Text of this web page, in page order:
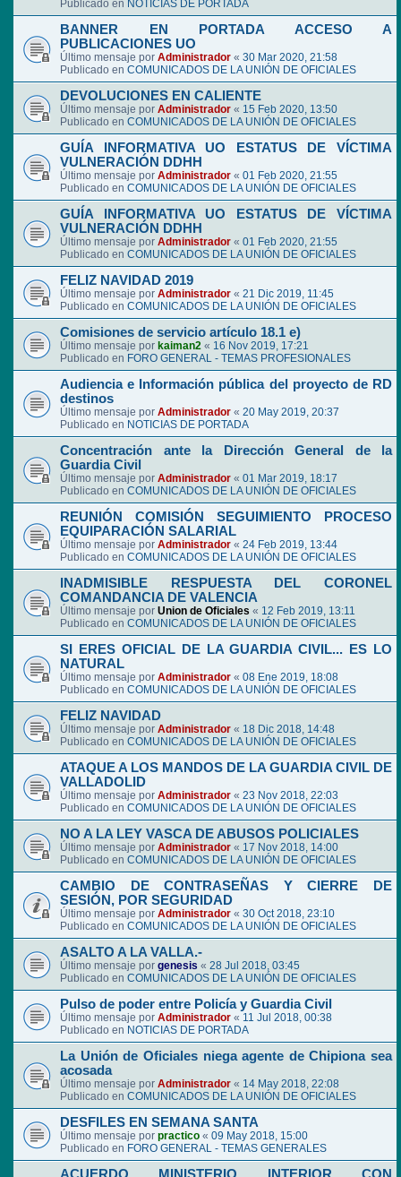
Publicado en NOTICIAS DE PORTADA
BANNER EN PORTADA ACCESO A
PUBLICACIONES UO
Último mensaje por Administrador « 30 Mar 2020, 21:58
Publicado en COMUNICADOS DE LA UNIÓN DE OFICIALES
DEVOLUCIONES EN CALIENTE
Último mensaje por Administrador « 15 Feb 2020, 13:50
Publicado en COMUNICADOS DE LA UNIÓN DE OFICIALES
GUÍA INFORMATIVA UO ESTATUS DE VÍCTIMA
VULNERACIÓN DDHH
Último mensaje por Administrador « 01 Feb 2020, 21:55
Publicado en COMUNICADOS DE LA UNIÓN DE OFICIALES
GUÍA INFORMATIVA UO ESTATUS DE VÍCTIMA
VULNERACIÓN DDHH
Último mensaje por Administrador « 01 Feb 2020, 21:55
Publicado en COMUNICADOS DE LA UNIÓN DE OFICIALES
FELIZ NAVIDAD 2019
Último mensaje por Administrador « 21 Dic 2019, 11:45
Publicado en COMUNICADOS DE LA UNIÓN DE OFICIALES
Comisiones de servicio artículo 18.1 e)
Último mensaje por kaiman2 « 16 Nov 2019, 17:21
Publicado en FORO GENERAL - TEMAS PROFESIONALES
Audiencia e Información pública del proyecto de RD
destinos
Último mensaje por Administrador « 20 May 2019, 20:37
Publicado en NOTICIAS DE PORTADA
Concentración ante la Dirección General de la
Guardia Civil
Último mensaje por Administrador « 01 Mar 2019, 18:17
Publicado en COMUNICADOS DE LA UNIÓN DE OFICIALES
REUNIÓN COMISIÓN SEGUIMIENTO PROCESO
EQUIPARACIÓN SALARIAL
Último mensaje por Administrador « 24 Feb 2019, 13:44
Publicado en COMUNICADOS DE LA UNIÓN DE OFICIALES
INADMISIBLE RESPUESTA DEL CORONEL
COMANDANCIA DE VALENCIA
Último mensaje por Union de Oficiales « 12 Feb 2019, 13:11
Publicado en COMUNICADOS DE LA UNIÓN DE OFICIALES
SI ERES OFICIAL DE LA GUARDIA CIVIL... ES LO
NATURAL
Último mensaje por Administrador « 08 Ene 2019, 18:08
Publicado en COMUNICADOS DE LA UNIÓN DE OFICIALES
FELIZ NAVIDAD
Último mensaje por Administrador « 18 Dic 2018, 14:48
Publicado en COMUNICADOS DE LA UNIÓN DE OFICIALES
ATAQUE A LOS MANDOS DE LA GUARDIA CIVIL DE
VALLADOLID
Último mensaje por Administrador « 23 Nov 2018, 22:03
Publicado en COMUNICADOS DE LA UNIÓN DE OFICIALES
NO A LA LEY VASCA DE ABUSOS POLICIALES
Último mensaje por Administrador « 17 Nov 2018, 14:00
Publicado en COMUNICADOS DE LA UNIÓN DE OFICIALES
CAMBIO DE CONTRASEÑAS Y CIERRE DE
SESIÓN, POR SEGURIDAD
Último mensaje por Administrador « 30 Oct 2018, 23:10
Publicado en COMUNICADOS DE LA UNIÓN DE OFICIALES
ASALTO A LA VALLA.-
Último mensaje por genesis « 28 Jul 2018, 03:45
Publicado en COMUNICADOS DE LA UNIÓN DE OFICIALES
Pulso de poder entre Policía y Guardia Civil
Último mensaje por Administrador « 11 Jul 2018, 00:38
Publicado en NOTICIAS DE PORTADA
La Unión de Oficiales niega agente de Chipiona sea
acosada
Último mensaje por Administrador « 14 May 2018, 22:08
Publicado en COMUNICADOS DE LA UNIÓN DE OFICIALES
DESFILES EN SEMANA SANTA
Último mensaje por practico « 09 May 2018, 15:00
Publicado en FORO GENERAL - TEMAS GENERALES